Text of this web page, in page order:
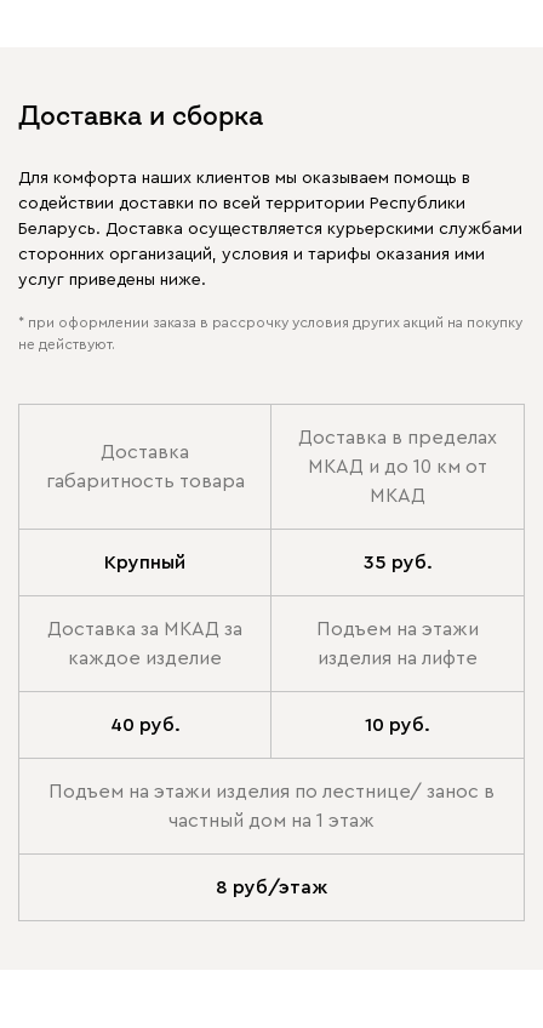
Доставка и сборка
Для комфорта наших клиентов мы оказываем помощь в
содействии доставки по всей территории Республики
Беларусь. Доставка осуществляется курьерскими службами
сторонних организаций, условия и тарифы оказания ими
услуг приведены ниже.
* при оформлении заказа в рассрочку условия других акций на покупку
не действуют.
Доставка
габаритность товара
Доставка в пределах
МКАД и до 10 км от
МКАД
Крупный 35 руб.
Доставка за МКАД за
каждое изделие
Подъем на этажи
изделия на лифте
40 руб. 10 руб.
Подъем на этажи изделия по лестнице/ занос в
частный дом на 1 этаж
8 руб/этаж